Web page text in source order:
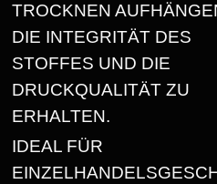
TROCKNEN
DIE INTEGRITÄT DES
STOFFES UND DIE
DRUCKQUALITÄT ZU
ERHALTEN.
IDEAL FÜR